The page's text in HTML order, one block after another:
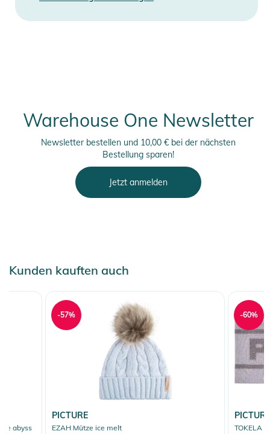
Warehouse One Newsletter
Newsletter bestellen und 10,00 € bei der nächsten
Bestellung sparen!
Jetzt anmelden
Kunden kauften auch
abyss
PICTURE
EZAH Mütze ice melt
-57%
PICTURE
TOKELA
-60%